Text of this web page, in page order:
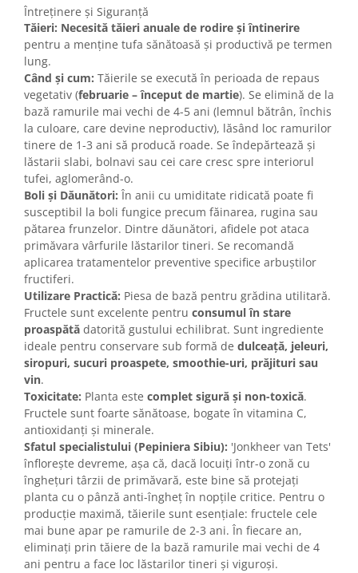
Întreținere și Siguranță
Tăieri: Necesită tăieri anuale de rodire și întinerire
pentru a menține tufa sănătoasă și productivă pe termen
lung.
Când și cum: Tăierile se execută în perioada de repaus
vegetativ (februarie – început de martie). Se elimină de la
bază ramurile mai vechi de 4-5 ani (lemnul bătrân, închis
la culoare, care devine neproductiv), lăsând loc ramurilor
tinere de 1-3 ani să producă roade. Se îndepărtează și
lăstarii slabi, bolnavi sau cei care cresc spre interiorul
tufei, aglomerând-o.
Boli și Dăunători: În anii cu umiditate ridicată poate fi
susceptibil la boli fungice precum făinarea, rugina sau
pătarea frunzelor. Dintre dăunători, afidele pot ataca
primăvara vârfurile lăstarilor tineri. Se recomandă
aplicarea tratamentelor preventive specifice arbuștilor
fructiferi.
Utilizare Practică: Piesa de bază pentru grădina utilitară.
Fructele sunt excelente pentru consumul în stare
proaspătă datorită gustului echilibrat. Sunt ingrediente
ideale pentru conservare sub formă de dulceață, jeleuri,
siropuri, sucuri proaspete, smoothie-uri, prăjituri sau
vin.
Toxicitate: Planta este complet sigură și non-toxică.
Fructele sunt foarte sănătoase, bogate în vitamina C,
antioxidanți și minerale.
Sfatul specialistului (Pepiniera Sibiu): 'Jonkheer van Tets'
înflorește devreme, așa că, dacă locuiți într-o zonă cu
înghețuri târzii de primăvară, este bine să protejați
planta cu o pânză anti-îngheț în nopțile critice. Pentru o
producție maximă, tăierile sunt esențiale: fructele cele
mai bune apar pe ramurile de 2-3 ani. În fiecare an,
eliminați prin tăiere de la bază ramurile mai vechi de 4
ani pentru a face loc lăstarilor tineri și viguroși.